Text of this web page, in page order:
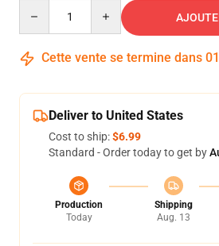
Cette vente se termine dans 01
Deliver to United States
Cost to ship:$6.99
Standard - Order today to get by
Production
Today
Shipping
Aug. 13